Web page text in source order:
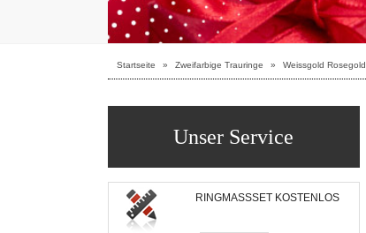
Startseite » Zweifarbige Trauringe » Weissgold Rosegold
Unser Service
RINGMASSSET KOSTENLOS